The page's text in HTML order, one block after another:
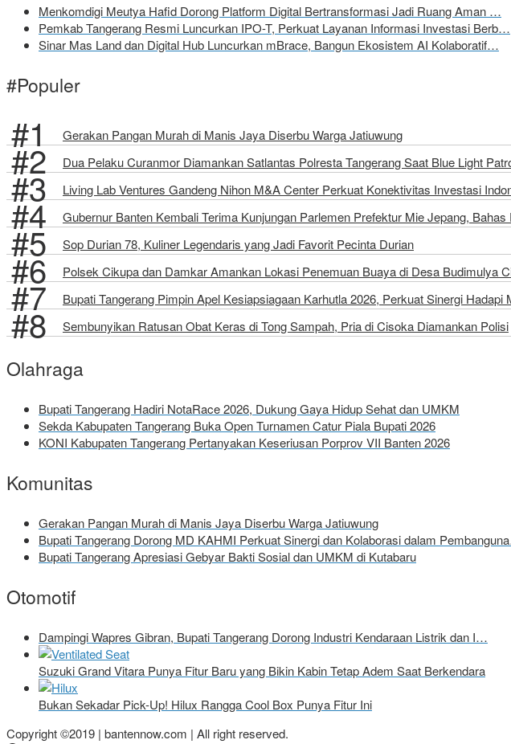
Menkomdigi Meutya Hafid Dorong Platform Digital Bertransformasi Jadi Ruang Aman …
Pemkab Tangerang Resmi Luncurkan IPO-T, Perkuat Layanan Informasi Investasi Berb…
Sinar Mas Land dan Digital Hub Luncurkan mBrace, Bangun Ekosistem AI Kolaboratif…
#Populer
Gerakan Pangan Murah di Manis Jaya Diserbu Warga Jatiuwung
Dua Pelaku Curanmor Diamankan Satlantas Polresta Tangerang Saat Blue Light
Living Lab Ventures Gandeng Nihon M&A Center Perkuat Konektivitas Investasi
Gubernur Banten Kembali Terima Kunjungan Parlemen Prefektur Mie Jepang, Bahas
Sop Durian 78, Kuliner Legendaris yang Jadi Favorit Pecinta Durian
Polsek Cikupa dan Damkar Amankan Lokasi Penemuan Buaya di Desa Budimulya
Bupati Tangerang Pimpin Apel Kesiapsiagaan Karhutla 2026, Perkuat Sinergi Hadapi
Sembunyikan Ratusan Obat Keras di Tong Sampah, Pria di Cisoka Diamankan Polisi
Olahraga
Bupati Tangerang Hadiri NotaRace 2026, Dukung Gaya Hidup Sehat dan UMKM
Sekda Kabupaten Tangerang Buka Open Turnamen Catur Piala Bupati 2026
KONI Kabupaten Tangerang Pertanyakan Keseriusan Porprov VII Banten 2026
Komunitas
Gerakan Pangan Murah di Manis Jaya Diserbu Warga Jatiuwung
Bupati Tangerang Dorong MD KAHMI Perkuat Sinergi dan Kolaborasi dalam
Bupati Tangerang Apresiasi Gebyar Bakti Sosial dan UMKM di Kutabaru
Otomotif
Dampingi Wapres Gibran, Bupati Tangerang Dorong Industri Kendaraan Listrik dan I…
Suzuki Grand Vitara Punya Fitur Baru yang Bikin Kabin Tetap Adem Saat Berkendara
Bukan Sekadar Pick-Up! Hilux Rangga Cool Box Punya Fitur Ini
Copyright ©2019 | bantennow.com | All right reserved.